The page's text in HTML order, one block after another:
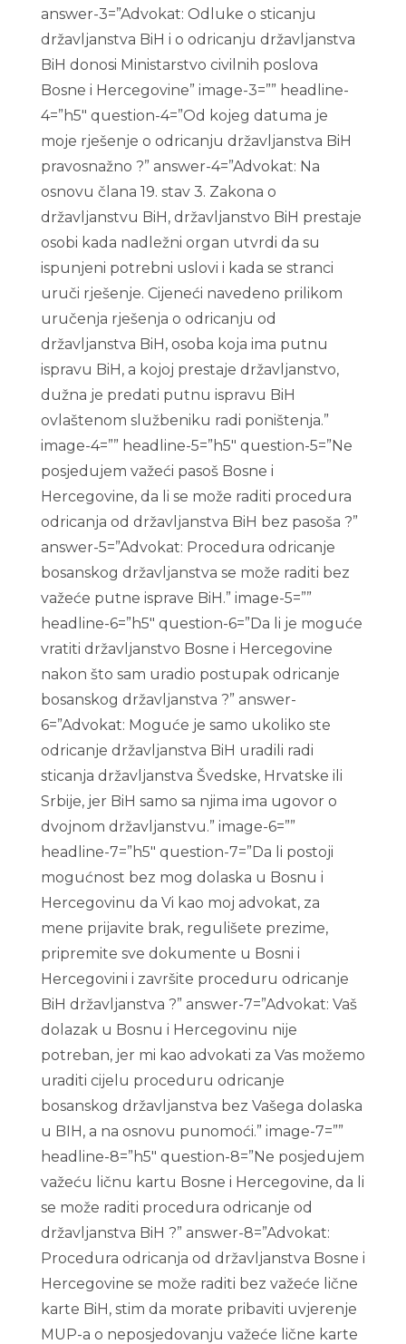
answer-3=”Advokat: Odluke o sticanju
državljanstva BiH i o odricanju državljanstva
BiH donosi Ministarstvo civilnih poslova
Bosne i Hercegovine” image-3=”” headline-
4=”h5″ question-4=”Od kojeg datuma je
moje rješenje o odricanju državljanstva BiH
pravosnažno ?” answer-4=”Advokat: Na
osnovu člana 19. stav 3. Zakona o
državljanstvu BiH, državljanstvo BiH prestaje
osobi kada nadležni organ utvrdi da su
ispunjeni potrebni uslovi i kada se stranci
uruči rješenje. Cijeneći navedeno prilikom
uručenja rješenja o odricanju od
državljanstva BiH, osoba koja ima putnu
ispravu BiH, a kojoj prestaje državljanstvo,
dužna je predati putnu ispravu BiH
ovlaštenom službeniku radi poništenja.”
image-4=”” headline-5=”h5″ question-5=”Ne
posjedujem važeći pasoš Bosne i
Hercegovine, da li se može raditi procedura
odricanja od državljanstva BiH bez pasoša ?”
answer-5=”Advokat: Procedura odricanje
bosanskog državljanstva se može raditi bez
važeće putne isprave BiH.” image-5=””
headline-6=”h5″ question-6=”Da li je moguće
vratiti državljanstvo Bosne i Hercegovine
nakon što sam uradio postupak odricanje
bosanskog državljanstva ?” answer-
6=”Advokat: Moguće je samo ukoliko ste
odricanje državljanstva BiH uradili radi
sticanja državljanstva Švedske, Hrvatske ili
Srbije, jer BiH samo sa njima ima ugovor o
dvojnom državljanstvu.” image-6=””
headline-7=”h5″ question-7=”Da li postoji
mogućnost bez mog dolaska u Bosnu i
Hercegovinu da Vi kao moj advokat, za
mene prijavite brak, regulišete prezime,
pripremite sve dokumente u Bosni i
Hercegovini i završite proceduru odricanje
BiH državljanstva ?” answer-7=”Advokat: Vaš
dolazak u Bosnu i Hercegovinu nije
potreban, jer mi kao advokati za Vas možemo
uraditi cijelu proceduru odricanje
bosanskog državljanstva bez Vašega dolaska
u BIH, a na osnovu punomoći.” image-7=””
headline-8=”h5″ question-8=”Ne posjedujem
važeću ličnu kartu Bosne i Hercegovine, da li
se može raditi procedura odricanje od
državljanstva BiH ?” answer-8=”Advokat:
Procedura odricanja od državljanstva Bosne i
Hercegovine se može raditi bez važeće lične
karte BiH, stim da morate pribaviti uvjerenje
MUP-a o neposjedovanju važeće lične karte